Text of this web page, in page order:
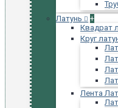
Латунь
+
Квадрат
Круг
Лента